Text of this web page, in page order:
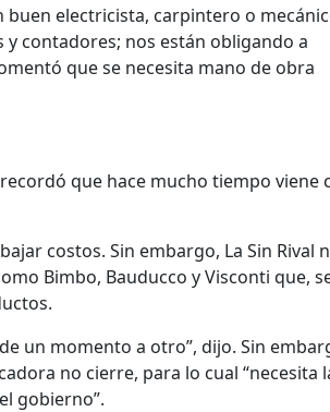
buen electricista, carpintero o
contadores; nos están obligando a
que se necesita mano de obra
que hace mucho tiempo viene
costos. Sin embargo, La Sin Rival
Bimbo, Bauducco y Visconti que,
un momento a otro”, dijo. Sin
no cierre, para lo cual “necesita
gobierno”.